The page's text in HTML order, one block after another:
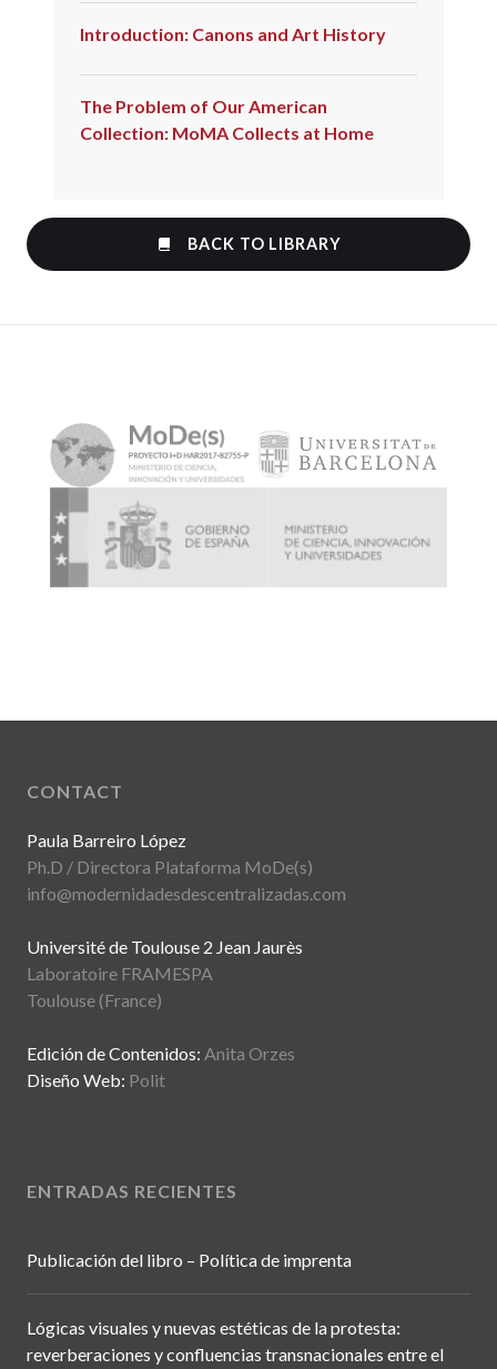
Introduction: Canons and Art History
The Problem of Our American
Collection: MoMA Collects at Home
BACK TO LIBRARY
CONTACT
Paula Barreiro López
Ph.D / Directora Plataforma MoDe(s)
info@modernidadesdescentralizadas.com
Université de Toulouse 2 Jean Jaurès
Laboratoire FRAMESPA
Toulouse (France)
Edición de Contenidos: Anita Orzes
Diseño Web: Polit
ENTRADAS RECIENTES
Publicación del libro – Política de imprenta
Lógicas visuales y nuevas estéticas de la protesta:
reverberaciones y confluencias transnacionales entre el